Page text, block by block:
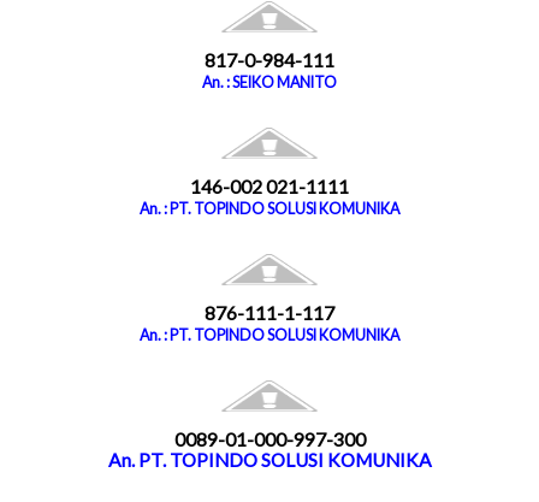
817-0-984-111
An. : SEIKO MANITO
146-002 021-1111
An. : PT. TOPINDO SOLUSI KOMUNIKA
876-111-1-117
An. : PT. TOPINDO SOLUSI KOMUNIKA
0089-01-000-997-300
An. PT. TOPINDO SOLUSI KOMUNIKA